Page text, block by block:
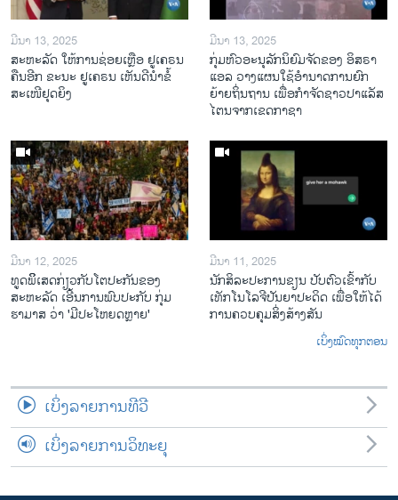
ມີນາ 13, 2025
ສະຫະລັດ ໃຫ້ການຊ່ອຍເຫຼືອ ຢູເຄຣນ
ຄືນອີກ ຂະນະ ຢູເຄຣນ ເຫັນດີນຳຂໍ້
ສະເໜີຢຸດຍິງ
ມີນາ 13, 2025
ກຸ່ມຫົວອະນຸລັກນິຍົມຈັດຂອງ ອິສຣາ
ແອລ ວາງແຜນໃຊ້ອຳນາດການຍົກ
ຍ້າຍຖິ່ນຖານ ເພື່ອກຳຈັດຊາວປາແລັສ
ໄຕນຈາກເຂດກາຊາ
ມີນາ 12, 2025
ທູດພິິເສດກ່ຽວກັບໂຕປະກັນຂອງ
ສະຫະລັດ ເອີ້ນການພົບປະກັບ ກຸ່ມ
ຮາມາສ ວ່າ 'ມີປະໂຫຍດຫຼາຍ'
ມີນາ 11, 2025
ນັກ​ສິ​ລະ​ປະ​ການ​ຂຽນ ປັບ​ຕົວ​ເຂົ້າ​ກັບ​
ເທັກ​ໂນ​ໂລ​ຈີ​ປັນ​ຍາ​ປະ​ດິດ ເພື່ອ​ໃຫ້​ໄດ້​
ກ​ານ​ຄວບ​ຄຸມ​ສິ່ງ​ສ້າງ​ສັນ
ເບິ່ງໝົດທຸກຕອນ
ເບິ່ງລາຍການທີວີ
ເບິ່ງລາຍການວິທະຍຸ